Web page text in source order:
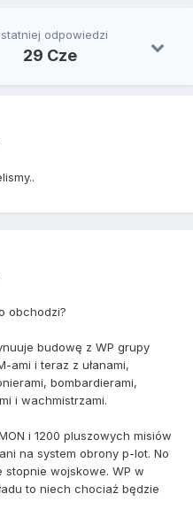
odpowiedzi
29 Cze
obchodzi?
budowę z WP grupy
ami i teraz z ułanami,
bombardierami,
i wachmistrzami.
i 1200 pluszowych misiów
na system obrony p-lot. No
wojskowe. WP w
to niech chociaż będzie